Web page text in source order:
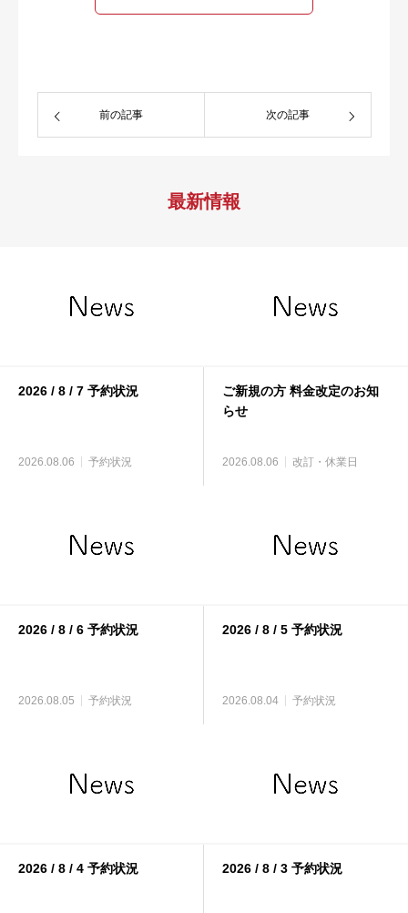
前の記事 次の記事
最新情報
2026 / 8 / 7 予約状況
2026.08.06 予約状況
ご新規の方 料金改定のお知
らせ
2026.08.06 改訂・休業日
2026 / 8 / 6 予約状況
2026.08.05 予約状況
2026 / 8 / 5 予約状況
2026.08.04 予約状況
2026 / 8 / 4 予約状況 2026 / 8 / 3 予約状況